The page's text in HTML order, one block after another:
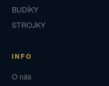
BUDÍKY
STROJKY
INFO
O nás